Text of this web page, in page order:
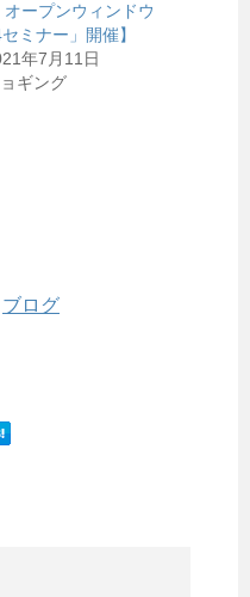
オープンウィンドウ
ミナー」開催】
年7月11日
ギング
ブログ